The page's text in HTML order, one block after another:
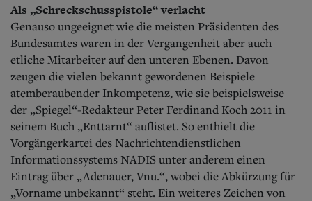
Als „Schreckschusspistole“ verlacht
Genauso ungeeignet wie die meisten Präsidenten des
Bundesamtes waren in der Vergangenheit aber auch
etliche Mitarbeiter auf den unteren Ebenen. Davon
zeugen die vielen bekannt gewordenen Beispiele
atemberaubender Inkompetenz, wie sie beispielsweise
der „Spiegel“-Redakteur Peter Ferdinand Koch 2011 in
seinem Buch „Enttarnt“ auflistet. So enthielt die
Vorgängerkartei des Nachrichtendienstlichen
Informationssystems NADIS unter anderem einen
Eintrag über „Adenauer, Vnu.“, wobei die Abkürzung für
„Vorname unbekannt“ steht. Ein weiteres Zeichen von